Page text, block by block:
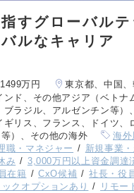
すグローバル
ルなキャリア
万円
東京都、中国
ンド、その他アジア（ベト
ブラジル、アルゼンチン等）
ギリス、フランス、ドイツ
）、その他の海外
海外
職・マネジャー 新規事業
み 3,000万円以上資金調達
在籍 CxO候補 社長・役
クオプションあり リモー